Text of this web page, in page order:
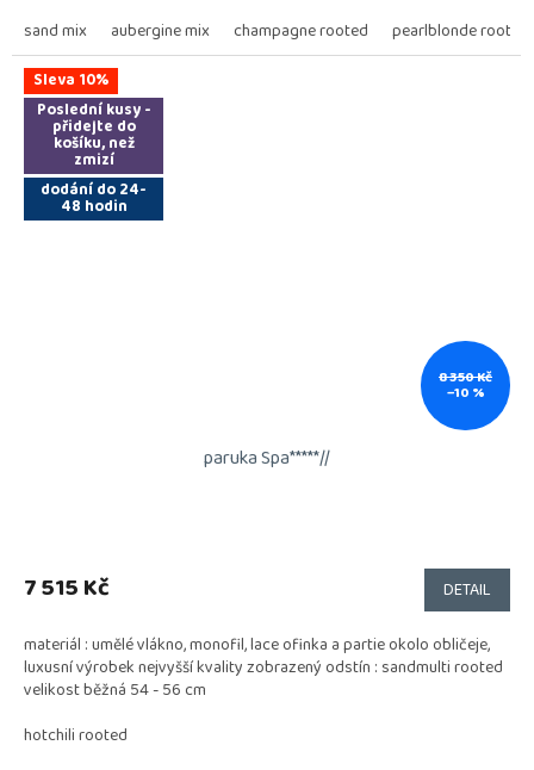
sand mix aubergine mix champagne rooted pearlblonde rooted
Sleva 10%
Poslední kusy -
přidejte do
košíku, než
zmizí
dodání do 24-
48 hodin
8 350 Kč
–10 %
paruka Spa*****//
7 515 Kč DETAIL
materiál : umělé vlákno, monofil, lace ofinka a partie okolo obličeje,
luxusní výrobek nejvyšší kvality zobrazený odstín : sandmulti rooted
velikost běžná 54 - 56 cm
hotchili rooted